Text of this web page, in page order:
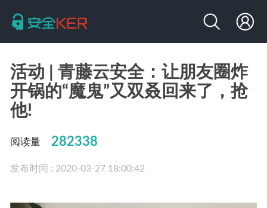
活动 | 青藤云安全：让朋友圈炸
开锅的“魔鬼”又双叒回来了，抢
他!
阅读量 282338
发布时间 : 2020-03-27 18:00:42